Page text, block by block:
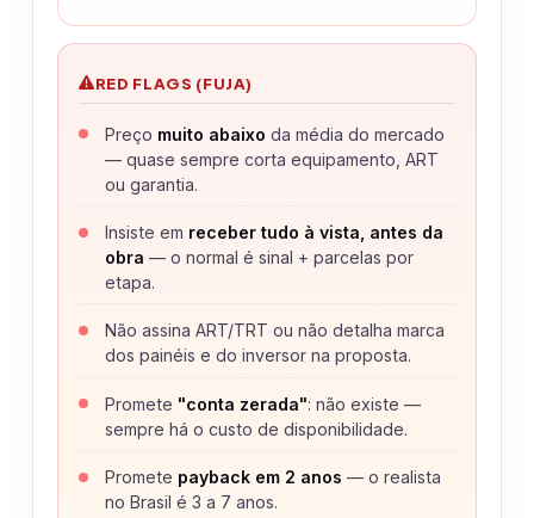
RED FLAGS (FUJA)
Preço muito abaixo da média do mercado
— quase sempre corta equipamento, ART
ou garantia.
Insiste em receber tudo à vista, antes da
obra — o normal é sinal + parcelas por
etapa.
Não assina ART/TRT ou não detalha marca
dos painéis e do inversor na proposta.
Promete "conta zerada": não existe —
sempre há o custo de disponibilidade.
Promete payback em 2 anos — o realista
no Brasil é 3 a 7 anos.